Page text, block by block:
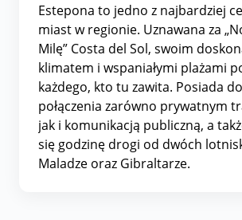
Estepona to jedno z najbardziej
miast w regionie. Uznawana za
Milę” Costa del Sol, swoim
klimatem i wspaniałymi plażami
każdego, kto tu zawita. Posiada
połączenia zarówno prywatnym
jak i komunikacją publiczną, a
się godzinę drogi od dwóch
Maladze oraz Gibraltarze.